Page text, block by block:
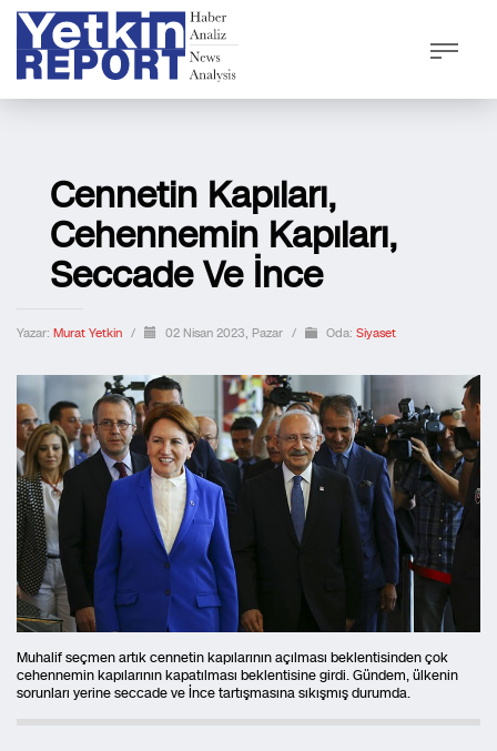
Cennetin Kapıları,
Cehennemin Kapıları,
Seccade Ve İnce
Yazar: Murat Yetkin / 02 Nisan 2023, Pazar / Oda: Siyaset
Muhalif seçmen artık cennetin kapılarının açılması beklentisinden çok
cehennemin kapılarının kapatılması beklentisine girdi. Gündem, ülkenin
sorunları yerine seccade ve İnce tartışmasına sıkışmış durumda.